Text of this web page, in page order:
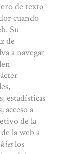
de texto
cuando
Su
de
a navegar
estadísticas
acceso a
de la
la web a
los